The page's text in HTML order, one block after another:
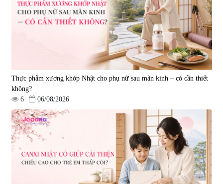
| 57.920
1.450.000 đ
Oil 30 viên/gói - Date 02/2027
|52.346
225.000 đ
Tẩy tế bào chết Nichiei Bussan
Nano NMN+ Peeling Gel
Luxury 200g
1.490.000 đ
Viên uống hỗ trợ bền thành
mạch, ngừa tai biến Elastin Plus
& Nattokinase Hokoen 80 viên
|0
980.000 đ
Thực phẩm xương khớp Nhật cho phụ nữ sau mãn kinh – có cần thiết
không?
6
06/08/2026